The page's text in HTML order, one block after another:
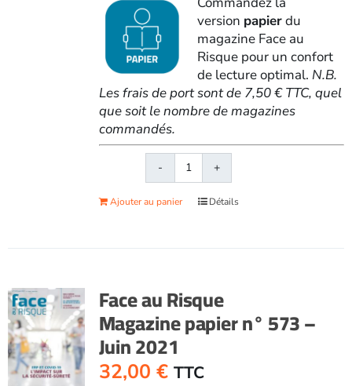
version papierdu
magazine Face au
Risque pour un confort
de lecture optimal. N.B.
Les frais de port sont de 7,50 € TTC, quel
que soit le nombre de magazines
commandés.
quantité
de
Face
572
-
Mai
Ajouter au panier Détails
Face au Risque
Magazine papier n° 573 –
Juin 2021
32,00 € TTC